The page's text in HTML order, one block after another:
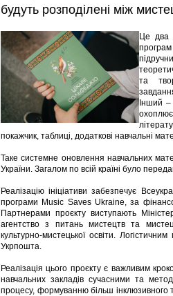
будуть розподілені між
Це два
та
Інший –
покажчик, таблиці, додаткові навчальні
Таке системне оновлення навчальних
України. Загалом по всій країні було
Реалізацію ініціативи забезпечує
програми Music Saves Ukraine, за
Партнерами проєкту виступають
агентство з питань мистецтв та
культурно-мистецької освіти.
Укрпошта.
Реалізація цього проєкту є важливим
навчальних закладів сучасними та
процесу, формуванню більш інклюзивного